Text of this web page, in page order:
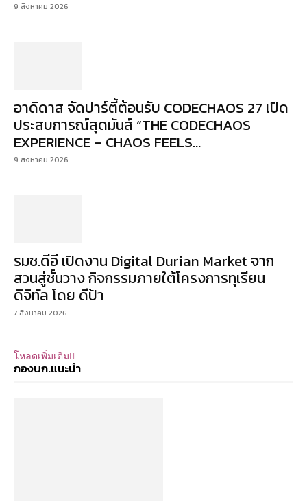
9 สิงหาคม 2026
อาดิดาส จัดปาร์ตี้ต้อนรับ CODECHAOS 27 เปิด
ประสบการณ์สุดมันส์ “THE CODECHAOS
EXPERIENCE – CHAOS FEELS...
9 สิงหาคม 2026
รมช.ดีอี เปิดงาน Digital Durian Market จาก
สวนสู่ชั้นวาง กิจกรรมภายใต้โครงการทุเรียน
ดิจิทัล โดย ดีป้า
7 สิงหาคม 2026
โหลดเพิ่มเติม
กองบก.แนะนำ